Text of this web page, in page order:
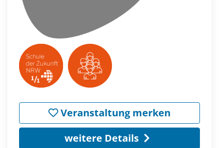
Veranstaltung merken
weitere Details